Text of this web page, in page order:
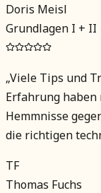
Doris Meisl
Grundlagen I + II
„Viele Tips und
Erfahrung
Hemmnisse
die richtigen
TF
Thomas Fuchs